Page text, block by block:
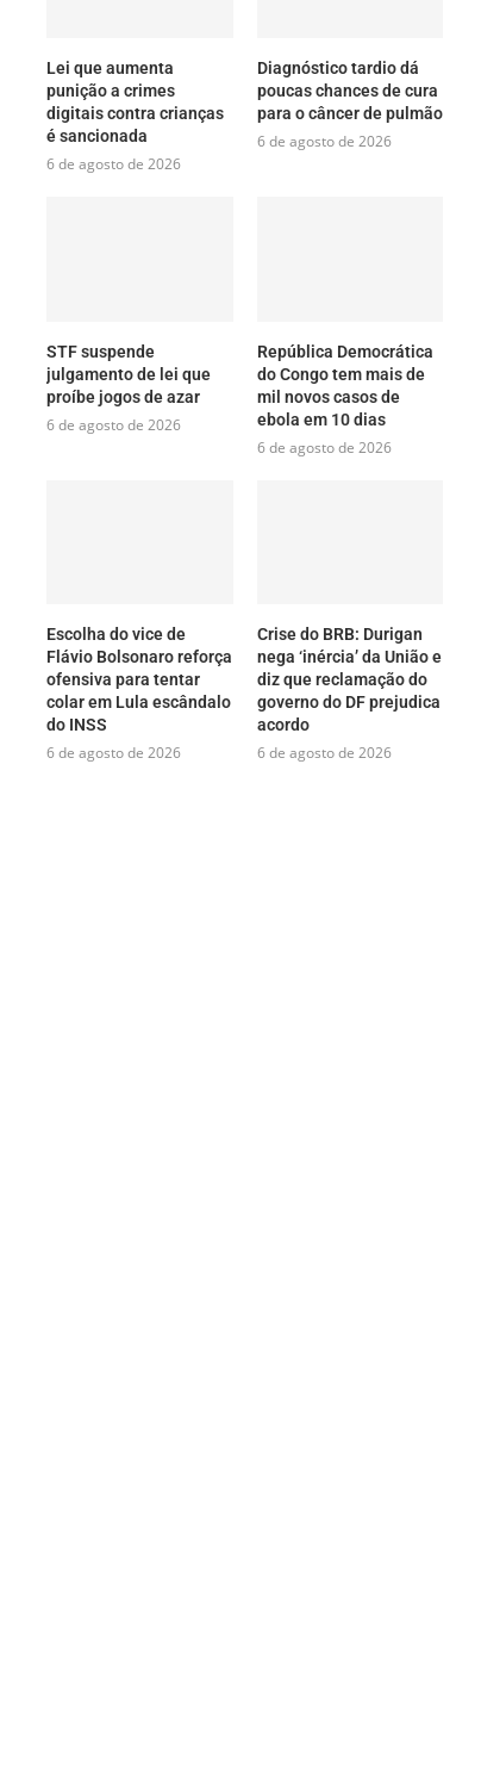
Lei que aumenta
punição a crimes
digitais contra crianças
é sancionada
6 de agosto de 2026
Diagnóstico tardio dá
poucas chances de cura
para o câncer de pulmão
6 de agosto de 2026
STF suspende
julgamento de lei que
proíbe jogos de azar
6 de agosto de 2026
República Democrática
do Congo tem mais de
mil novos casos de
ebola em 10 dias
6 de agosto de 2026
Escolha do vice de
Flávio Bolsonaro reforça
ofensiva para tentar
colar em Lula escândalo
do INSS
6 de agosto de 2026
Crise do BRB: Durigan
nega ‘inércia’ da União e
diz que reclamação do
governo do DF prejudica
acordo
6 de agosto de 2026